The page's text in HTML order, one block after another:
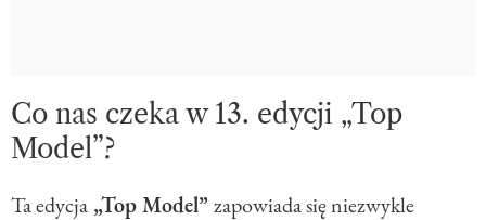
Co nas czeka w 13. edycji „Top
Model”?
Ta edycja „Top Model” zapowiada się niezwykle